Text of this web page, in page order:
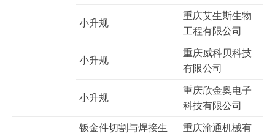
小升规
重庆艾生斯生物
工程有限公司
小升规
重庆威科贝科技
有限公司
小升规
重庆欣金奥电子
科技有限公司
钣金件切割与焊接生
重庆渝通机械有